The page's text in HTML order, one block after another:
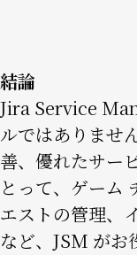
結論
Jira Service
ルではありませ
善、優れたサー
とって、ゲーム
エストの管理、
など、JSM がお